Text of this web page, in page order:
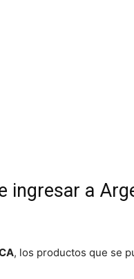
ingresar a
, los productos que se